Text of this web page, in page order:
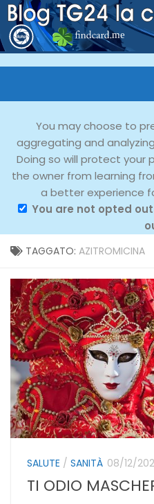
You may choose to
aggregating and
Doing so will protect your
the owner from learning
a better experience
You are not opted
TAGGATO: AZITROMICINA
SALUTE / SANITÀ 08/12/
TI ODIO